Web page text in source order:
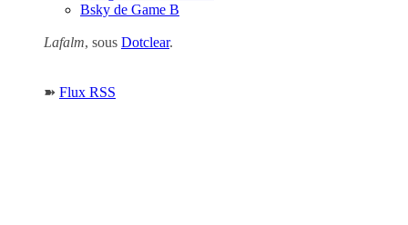
Bsky de Game B
Lafalm, sous Dotclear.
➽ Flux RSS